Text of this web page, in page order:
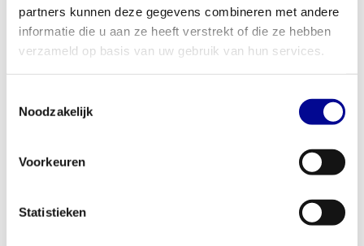
partners kunnen deze gegevens combineren met andere
informatie die u aan ze heeft verstrekt of die ze hebben
verzameld op basis van uw gebruik van hun services.
Noodzakelijk
Voorkeuren
Statistieken
Of je nu een compacte home gym wilt samenstellen of een
professionele sportaccommodatie wilt uitbreiden, deze
trainingsbank past perfect in jouw plannen. Voor de thuissporter is
het de ideale alles-in-één oplossing die weinig ruimte inneemt
klanten, zoals personal training studio's, bedrijfsfitnessruimtes of
die intensief dagelijks gebruik aankan. Ben je benieuwd naar de